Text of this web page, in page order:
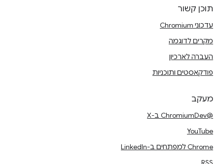
תוכן קשור
עדכוני Chromium
מקרים לדוגמה
העברה לארכיון
פודקאסטים ותוכניות
מעקב
@ChromiumDev ב-X
YouTube
Chrome למפתחים ב-LinkedIn